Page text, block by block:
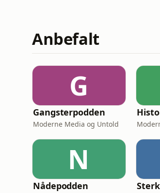
Binz:&nbsp;https://
Anbefalt
G
Gangsterpodden
Moderne Media og Untold
N
Nådepodden